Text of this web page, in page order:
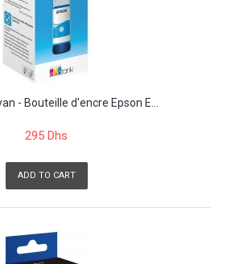
- Bouteille d'encre Epson E...
295 Dhs
ADD TO CART